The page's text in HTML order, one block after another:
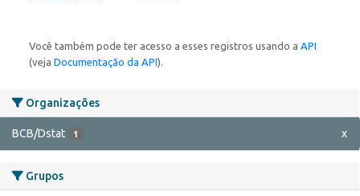
Organizações
BCB/Dstat 1 x
Grupos
Você também pode ter acesso a esses registros usando a API
(veja Documentação da API).